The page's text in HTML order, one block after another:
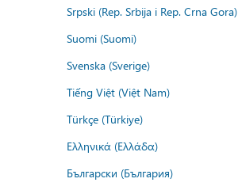
Srpski (Rep. Srbija i Rep. Crna Gora)
Suomi (Suomi)
Svenska (Sverige)
Tiếng Việt (Việt Nam)
Türkçe (Türkiye)
Ελληνικά (Ελλάδα)
Български (България)